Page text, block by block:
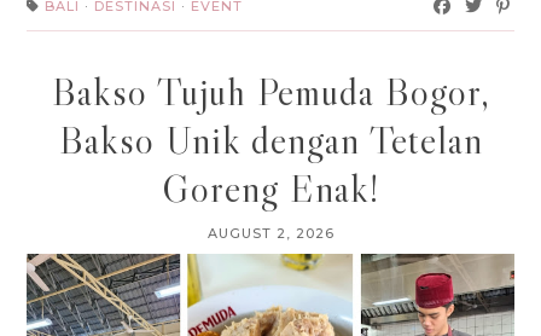
BALI · DESTINASI · EVENT
Bakso Tujuh Pemuda Bogor,
Bakso Unik dengan Tetelan
Goreng Enak!
AUGUST 2, 2026